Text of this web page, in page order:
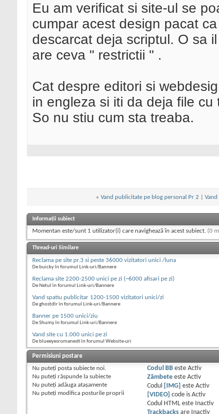
Eu am verificat si site-ul se
cumpar acest design pacat
descarcat deja scriptul. O sa
are ceva " restrictii " .
Cat despre editori si
in engleza si iti da deja file
So nu stiu cum sta treaba.
« Vand publicitate pe blog personal Pr 2
Informații subiect
Momentan este/sunt 1 utilizator(i) care navighează în acest subiect. (0
Thread-uri Similare
Reclama pe site pr.3 si peste 36000 vizitatori unici /luna
De buicky în forumul Link-uri/Bannere
Reclama site 2200-2500 unici pe zi (~6000 afisari pe zi)
De Netul în forumul Link-uri/Bannere
Vand spatiu publicitar 1200-1500 vizitatori unici/zi
De ghostdlr în forumul Link-uri/Bannere
Banner pe 1500 unici/ziu
De Shumy în forumul Link-uri/Bannere
Vand site cu 1.000 unici pe zi
De blueeyesromanesti în forumul Website-uri
Permisiuni postare
Nu puteţi posta subiecte noi.
Nu puteţi răspunde la subiecte
Nu puteţi adăuga ataşamente
Nu puteţi modifica posturile proprii
Codul BBeste Activ
Zâmbeteeste Activ
Codul
[IMG] este Activ
[VIDEO] code is Activ
Codul HTML este
Inactiv
Trackbacksare Inactiv